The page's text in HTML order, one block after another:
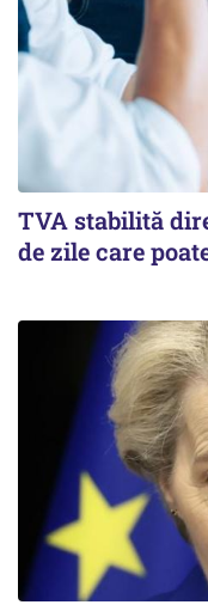
TVA stabilită
de zile care